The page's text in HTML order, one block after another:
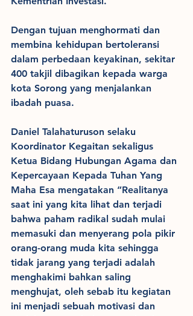
Dengan tujuan menghormati dan
membina kehidupan bertoleransi
dalam perbedaan keyakinan, sekitar
400 takjil dibagikan kepada warga
kota Sorong yang menjalankan
ibadah puasa.
Daniel Talahaturuson selaku
Koordinator Kegaitan sekaligus
Ketua Bidang Hubungan Agama dan
Kepercayaan Kepada Tuhan Yang
Maha Esa mengatakan “Realitanya
saat ini yang kita lihat dan terjadi
bahwa paham radikal sudah mulai
memasuki dan menyerang pola pikir
orang-orang muda kita sehingga
tidak jarang yang terjadi adalah
menghakimi bahkan saling
menghujat, oleh sebab itu kegiatan
ini menjadi sebuah motivasi dan